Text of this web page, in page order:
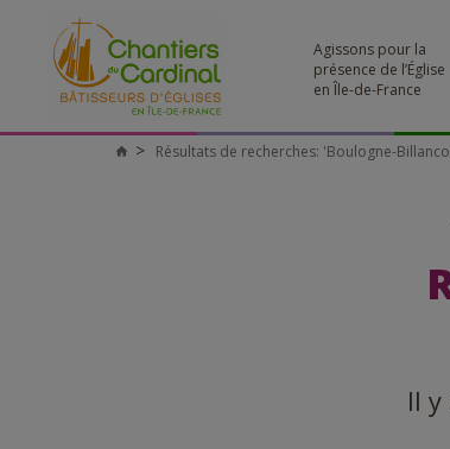
Agissons pour la
présence de l’Église
en Île-de-France
Chantiers
Résultats de recherches: 'Boulogne-
Il